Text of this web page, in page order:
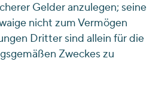
Gelder anzulegen; seine
nicht zum Vermögen
Dritter sind allein für die
Zweckes zu